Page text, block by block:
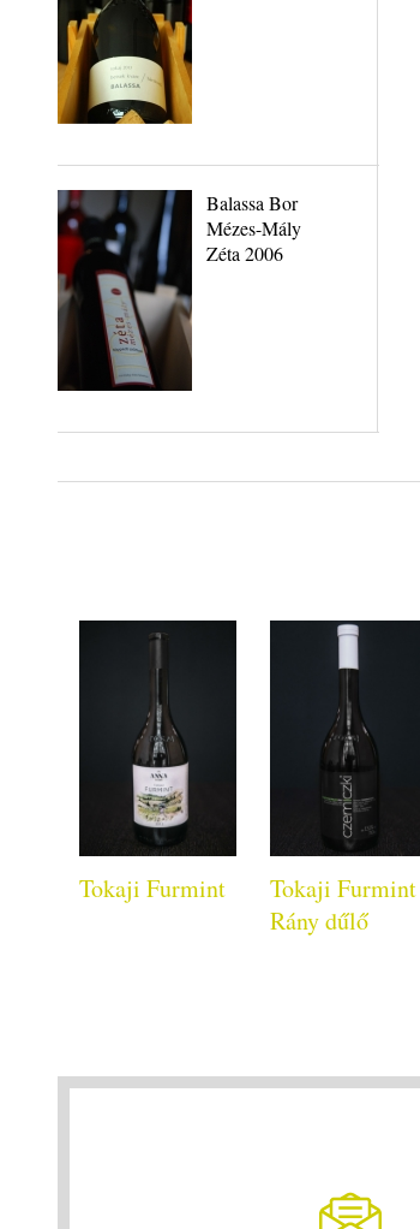
Balassa Bor
Mézes-Mály
Zéta 2006
Tokaji Furmint
Tokaji Furmint
Rány dűlő